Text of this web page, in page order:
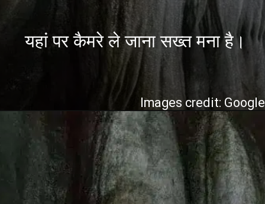
यहां पर कैमरे ले जाना सख्त मना है।
Images credit: Google